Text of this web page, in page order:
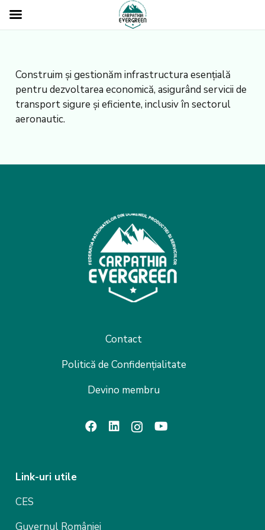
Construim și gestionăm infrastructura esențială
pentru dezvoltarea economică, asigurând servicii de
transport sigure și eficiente, inclusiv în sectorul
aeronautic.
Contact
Politică de Confidențialitate
Devino membru
Link-uri utile
CES
Guvernul României